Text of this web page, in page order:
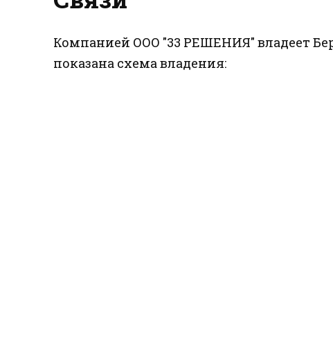
Компанией ООО "33 РЕШЕНИЯ" владеет
показана схема владения: